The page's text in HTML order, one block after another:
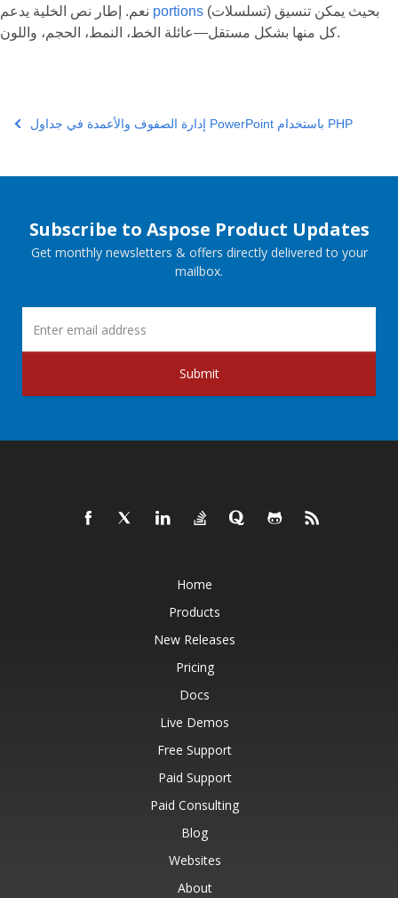
portions (تسلسلات) بحيث يمكن تنسيق
كل منها بشكل مستقل—عائلة الخط، النمط، الحجم، واللون.
إدارة الصفوف والأعمدة في جداول PowerPoint باستخدام PHP
Subscribe to Aspose Product Updates
Get monthly newsletters & offers directly delivered to your
mailbox.
Submit
Home
Products
New Releases
Pricing
Docs
Live Demos
Free Support
Paid Support
Paid Consulting
Blog
Websites
About